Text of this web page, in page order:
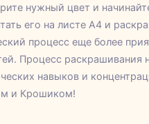
нужный цвет и
его на листе А4 и
процесс еще более
Процесс раскрашивания
навыков и
и Крошиком!